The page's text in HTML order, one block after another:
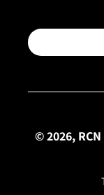
© 2026, RCN